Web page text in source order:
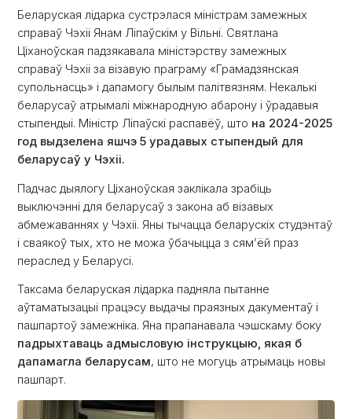
Беларуская лідарка сустрэлася міністрам замежных
справаў Чэхіі Янам Ліпаўскім у Вільні. Святлана
Ціханоўская падзякавала міністэрству замежных
справаў Чэхіі за візавую праграму «Грамадзянская
супольнасць» і дапамогу былым палітвязням. Некалькі
беларусаў атрымалі міжнародную абарону і ўрадавыя
стыпендыі. Міністр Ліпаўскі распавёў, што на 2024-2025
год выдзелена яшчэ 5 урадавых стыпендый для
беларусаў у Чэхіі.
Падчас дыялогу Ціханоўская заклікала зрабіць
выключэнні для беларусаў з закона аб візавых
абмежаваннях у Чэхіі. Яны тычацца беларускіх студэнтаў
і сваякоў тых, хто не можа ўбачыцца з сям’ёй праз
пераслед у Беларусі.
Таксама беларуская лідарка падняла пытанне
аўтаматызацыі працэсу выдачы праязных дакументаў і
пашпартоў замежніка. Яна прапанавала чэшскаму боку
падрыхтаваць адмысловую інструкцыю, якая б
дапамагла беларусам, што не могуць атрымаць новы
пашпарт.